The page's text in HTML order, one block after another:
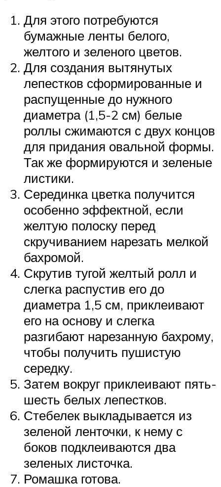
Для этого потребуются
бумажные ленты белого,
желтого и зеленого цветов.
Для создания вытянутых
лепестков сформированные и
распущенные до нужного
диаметра (1,5-2 см) белые
роллы сжимаются с двух концов
для придания овальной формы.
Так же формируются и зеленые
листики.
Серединка цветка получится
особенно эффектной, если
желтую полоску перед
скручиванием нарезать мелкой
бахромой.
Скрутив тугой желтый ролл и
слегка распустив его до
диаметра 1,5 см, приклеивают
его на основу и слегка
разгибают нарезанную бахрому,
чтобы получить пушистую
середку.
Затем вокруг приклеивают пять-
шесть белых лепестков.
Стебелек выкладывается из
зеленой ленточки, к нему с
боков подклеиваются два
зеленых листочка.
Ромашка готова.